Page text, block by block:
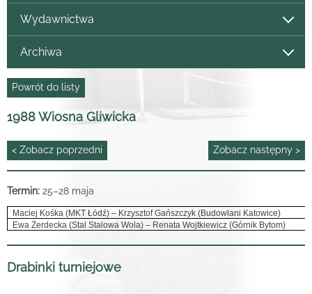
Wydawnictwa
Archiwa
Powrót do listy
1988 Wiosna Gliwicka
< Zobacz poprzedni Zobacz następny >
Termin: 25–28 maja
Maciej Kośka (MKT Łódź) – Krzysztof Gańszczyk (Budowlani Katowice)
Ewa Żerdecka (Stal Stalowa Wola) – Renata Wojtkiewicz (Górnik Bytom)
Drabinki turniejowe